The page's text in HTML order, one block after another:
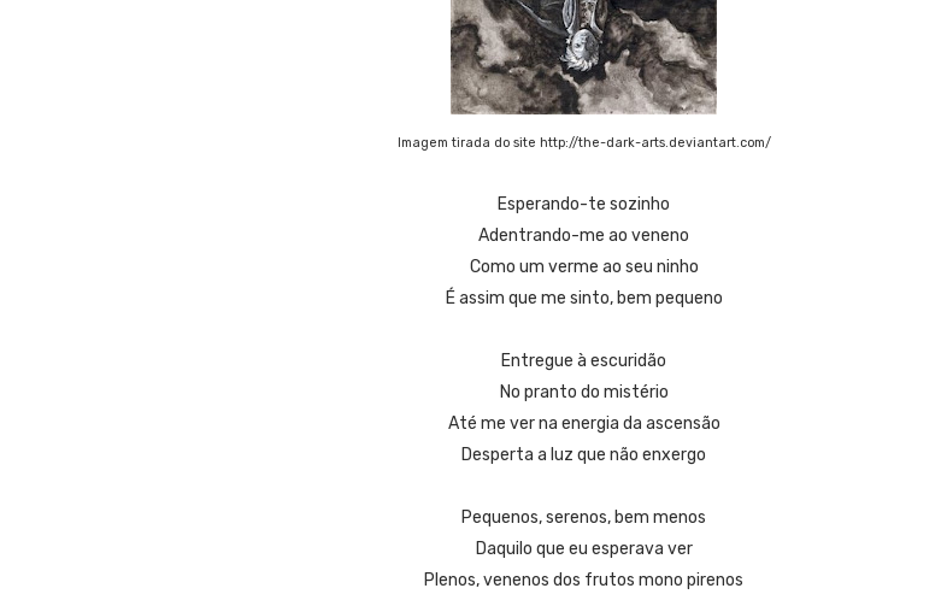
Imagem tirada do site http://the-dark-arts.deviantart.com/
Esperando-te sozinho
Adentrando-me ao veneno
Como um verme ao seu ninho
É assim que me sinto, bem pequeno
Entregue à escuridão
No pranto do mistério
Até me ver na energia da ascensão
Desperta a luz que não enxergo
Pequenos, serenos, bem menos
Daquilo que eu esperava ver
Plenos, venenos dos frutos mono pirenos